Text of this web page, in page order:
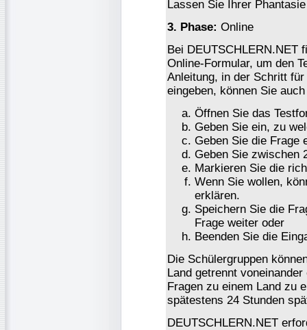
Lassen Sie Ihrer
3. Phase: Online
Bei DEUTSCHLERN.NET
Online-Formular, um den
Anleitung, in der Schritt
eingeben, können Sie
Öffnen Sie das
Geben Sie ein, zu
Geben Sie die Frage
Geben Sie zwischen
Markieren Sie die
Wenn Sie wollen,
erklären.
Speichern Sie die
Frage weiter oder
Beenden Sie die
Die Schülergruppen
Land getrennt
Fragen zu einem Land zu
spätestens 24 Stunden
DEUTSCHLERN.NET